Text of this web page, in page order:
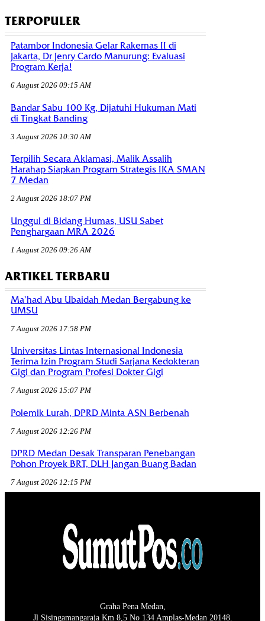
TERPOPULER
Patambor Indonesia Gelar Rakernas II di
Jakarta, Dr Jenry Cardo Manurung: Evaluasi
Program Kerja!
6 August 2026 09:15 AM
Bandar Sabu 100 Kg, Dijatuhi Hukuman Mati
di Tingkat Banding
3 August 2026 10:30 AM
Terpilih Secara Aklamasi, Malik Assalih
Harahap Siapkan Program Strategis IKA SMAN
7 Medan
2 August 2026 18:07 PM
Unggul di Bidang Humas, USU Sabet
Penghargaan MRA 2026
1 August 2026 09:26 AM
ARTIKEL TERBARU
Ma’had Abu Ubaidah Medan Bergabung ke
UMSU
7 August 2026 17:58 PM
Universitas Lintas Internasional Indonesia
Terima Izin Program Studi Sarjana Kedokteran
Gigi dan Program Profesi Dokter Gigi
7 August 2026 15:07 PM
Polemik Lurah, DPRD Minta ASN Berbenah
7 August 2026 12:26 PM
DPRD Medan Desak Transparan Penebangan
Pohon Proyek BRT, DLH Jangan Buang Badan
7 August 2026 12:15 PM
Graha Pena Medan,
Jl Sisingamangaraja Km 8,5 No 134 Amplas-Medan 20148.